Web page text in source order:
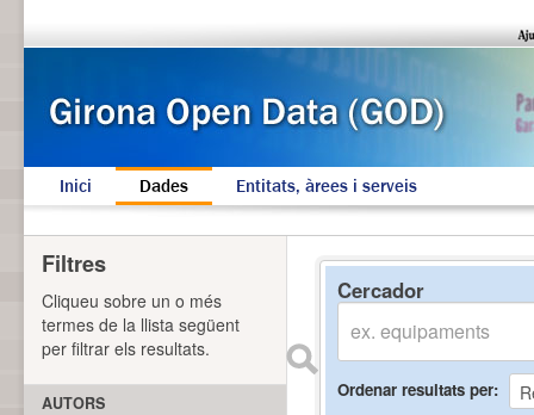
Inici Dades Entitats, àrees i serveis
Cercador
Ordenar resultats per
Filtres
Cliqueu sobre un o més
termes de la llista següent
per filtrar els resultats.
AUTORS